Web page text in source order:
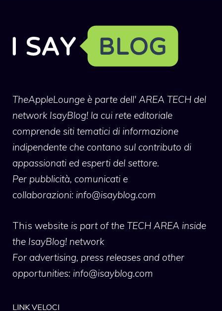
TheAppleLounge è parte dell' AREA TECH del
network IsayBlog! la cui rete editoriale
comprende siti tematici di informazione
indipendente che contano sul contributo di
appassionati ed esperti del settore.
Per pubblicità, comunicati e
collaborazioni: info@isayblog.com
This website is part of the TECH AREA inside
the IsayBlog! network
For advertising, press releases and other
opportunities: info@isayblog.com
LINK VELOCI